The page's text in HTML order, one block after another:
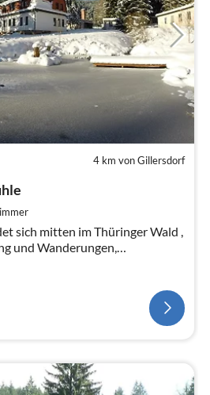
4 km von Gillersdorf
im Thüringer Wald ,
und Wanderungen,
mitten im Wald
! -